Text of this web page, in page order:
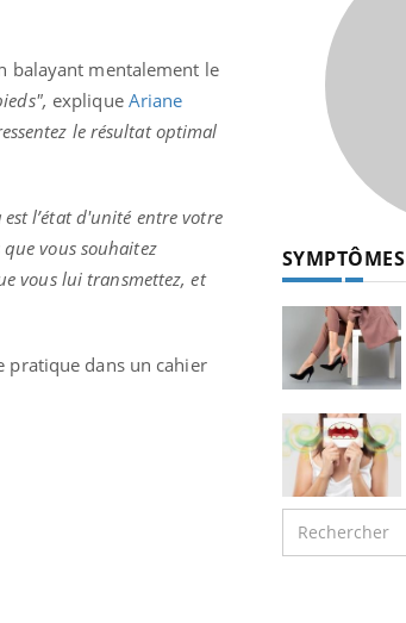
balayant mentalement le
explique Ariane
le résultat optimal
l’état d'unité entre votre
vous souhaitez
vous lui transmettez, et
pratique dans un cahier
SYMPTÔMES